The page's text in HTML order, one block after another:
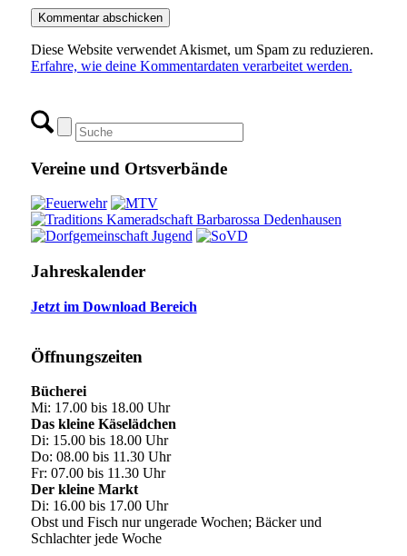
Diese Website verwendet Akismet, um Spam zu reduzieren.
Erfahre, wie deine Kommentardaten verarbeitet werden.
Vereine und Ortsverbände
Jahreskalender
Jetzt im Download Bereich
Öffnungszeiten
Bücherei
Mi: 17.00 bis 18.00 Uhr
Das kleine Käselädchen
Di: 15.00 bis 18.00 Uhr
Do: 08.00 bis 11.30 Uhr
Fr: 07.00 bis 11.30 Uhr
Der kleine Markt
Di: 16.00 bis 17.00 Uhr
Obst und Fisch nur ungerade Wochen; Bäcker und
Schlachter jede Woche